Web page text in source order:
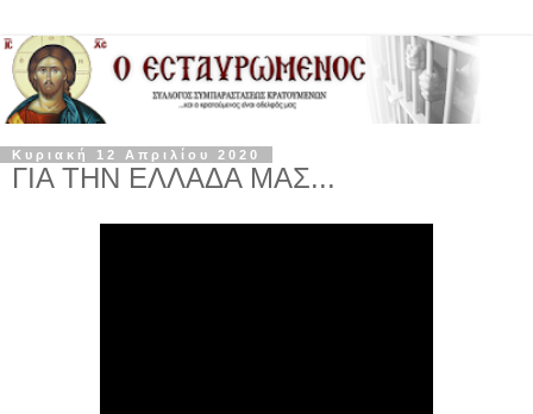
Κυριακή 12 Απριλίου 2020
ΓΙΑ ΤΗΝ ΕΛΛΑΔΑ ΜΑΣ...